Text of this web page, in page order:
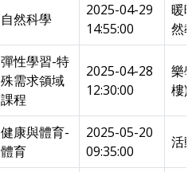
自然科學
2025-04-29
14:55:00
暖
然
彈性學習-特
殊需求領域
課程
2025-04-28
12:30:00
樂
樓)
健康與體育-
體育
2025-05-20
09:35:00
活